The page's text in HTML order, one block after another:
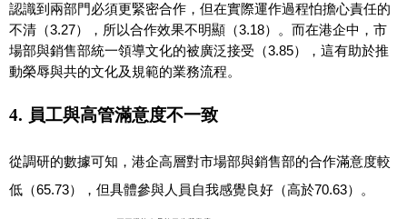
認識到兩部門必須更緊密合作，但在實際運作過程怕擔心責任的
不清（3.27），所以合作效果不明顯（3.18）。而在港企中，市
場部與銷售部統一領導文化的被廣泛接受（3.85），這有助於推
動榮辱與共的文化及規範的業務流程。
4. 員工與高管滿意度不一致
從調研的數據可知，港企高層對市場部與銷售部的合作滿意度較
低（65.73），但具體參與人員自我感覺良好（高於70.63）。